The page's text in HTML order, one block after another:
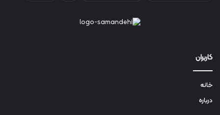
کاربران
خانه
درباره